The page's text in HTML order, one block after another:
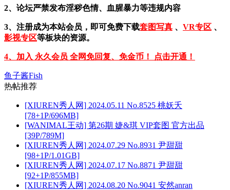
2、论坛严禁发布淫秽色情、血腥暴力等违规内容
3、注册成为本站会员，即可免费下载套图写真 、 VR专区 、
影视专区等板块的资源。
4、加入 永久会员 全网免回复、免金币！ 点击开通！
鱼子酱Fish
热帖推荐
[XIUREN秀人网] 2024.05.11 No.8525 桃妖夭
[78+1P/696MB]
[WANIMAL王动] 第26期 婕&琪 VIP套图 官方出品
[39P/789M]
[XIUREN秀人网] 2024.07.29 No.8931 尹甜甜
[98+1P/1.01GB]
[XIUREN秀人网] 2024.07.17 No.8871 尹甜甜
[92+1P/855MB]
[XIUREN秀人网] 2024.08.20 No.9041 安然anran